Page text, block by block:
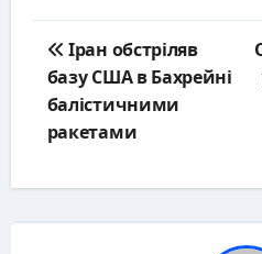
navigation
Іран обстріляв
базу США в Бахрейні
балістичними
ракетами